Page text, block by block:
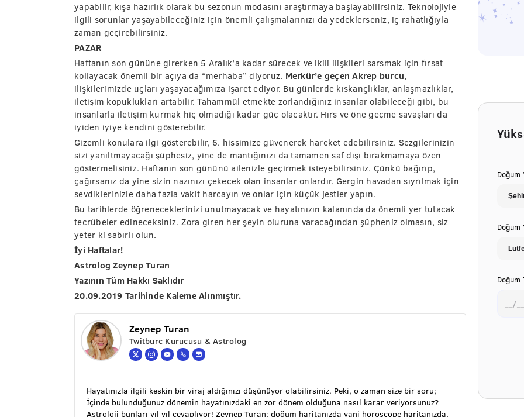
yapabilir, kışa hazırlık olarak bu sezonun modasını araştırmaya başlayabilirsiniz. Teknolojiyle
ilgili sorunlar yaşayabileceğiniz için önemli çalışmalarınızı da yedeklerseniz, iç rahatlığıyla
zaman geçirebilirsiniz.
PAZAR
Haftanın son gününe girerken 5 Aralık’a kadar sürecek ve ikili ilişkileri sarsmak için fırsat
kollayacak önemli bir açıya da “merhaba” diyoruz. Merkür’e geçen Akrep burcu,
ilişkilerimizde uçları yaşayacağımıza işaret ediyor. Bu günlerde kıskançlıklar, anlaşmazlıklar,
iletişim kopuklukları artabilir. Tahammül etmekte zorlandığınız insanlar olabileceği gibi, bu
insanlarla iletişim kurmak hiç olmadığı kadar güç olacaktır. Hırs ve öne geçme savaşları da
iyiden iyiye kendini gösterebilir.
Gizemli konulara ilgi gösterebilir, 6. hissimize güvenerek hareket edebilirsiniz. Sezgilerinizin
sizi yanıltmayacağı şüphesiz, yine de mantığınızı da tamamen saf dışı bırakmamaya özen
göstermelisiniz. Haftanın son gününü ailenizle geçirmek isteyebilirsiniz. Çünkü bağırıp,
çağırsanız da yine sizin nazınızı çekecek olan insanlar onlardır. Gergin havadan sıyrılmak için
sevdiklerinizle daha fazla vakit harcayın ve onlar için küçük jestler yapın.
Bu tarihlerde öğreneceklerinizi unutmayacak ve hayatınızın kalanında da önemli yer tutacak
tecrübeler edineceksiniz. Zora giren her şeyin oluruna varacağından şüpheniz olmasın, siz
yeter ki sabırlı olun.
İyi Haftalar!
Astrolog Zeynep Turan
Yazının Tüm Hakkı Saklıdır
20.09.2019 Tarihinde Kaleme Alınmıştır.
Zeynep Turan
Twitburc Kurucusu & Astrolog
Hayatınızla ilgili keskin bir viraj aldığınızı düşünüyor olabilirsiniz. Peki, o zaman size bir soru;
İçinde bulunduğunuz dönemin hayatınızdaki en zor dönem olduğuna nasıl karar veriyorsunuz?
Astroloji bunları yıl yıl cevaplıyor! Zeynep Turan; doğum haritanızda yani horoscope haritanızda,
Doğum
Doğum
Doğum